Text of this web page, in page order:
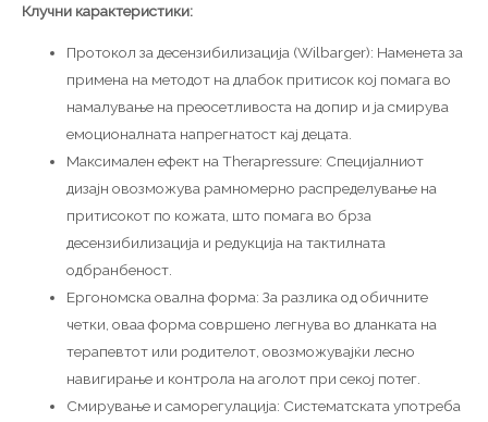
Клучни карактеристики:
Протокол за десензибилизација (Wilbarger): Наменета за
примена на методот на длабок притисок кој помага во
намалување на преосетливоста на допир и ја смирува
емоционалната напрегнатост кај децата.
Максимален ефект на Therapressure: Специјалниот
дизајн овозможува рамномерно распределување на
притисокот по кожата, што помага во брза
десензибилизација и редукција на тактилната
одбранбеност.
Ергономска овална форма: За разлика од обичните
четки, оваа форма совршено легнува во дланката на
терапевтот или родителот, овозможувајќи лесно
навигирање и контрола на аголот при секој потег.
Смирување и саморегулација: Систематската употреба